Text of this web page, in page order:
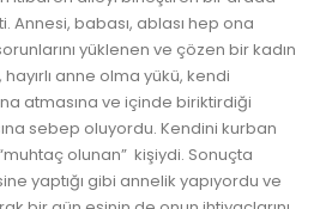
Annesi, babası, ablası hep ona
yüklenen ve çözen bir kadın
hayırlı anne olma yükü, kendi
atmasına ve içinde biriktirdiği
sebep oluyordu. Kendini kurban
olunan” kişiydi. Sonuçta
yaptığı gibi annelik yapıyordu ve